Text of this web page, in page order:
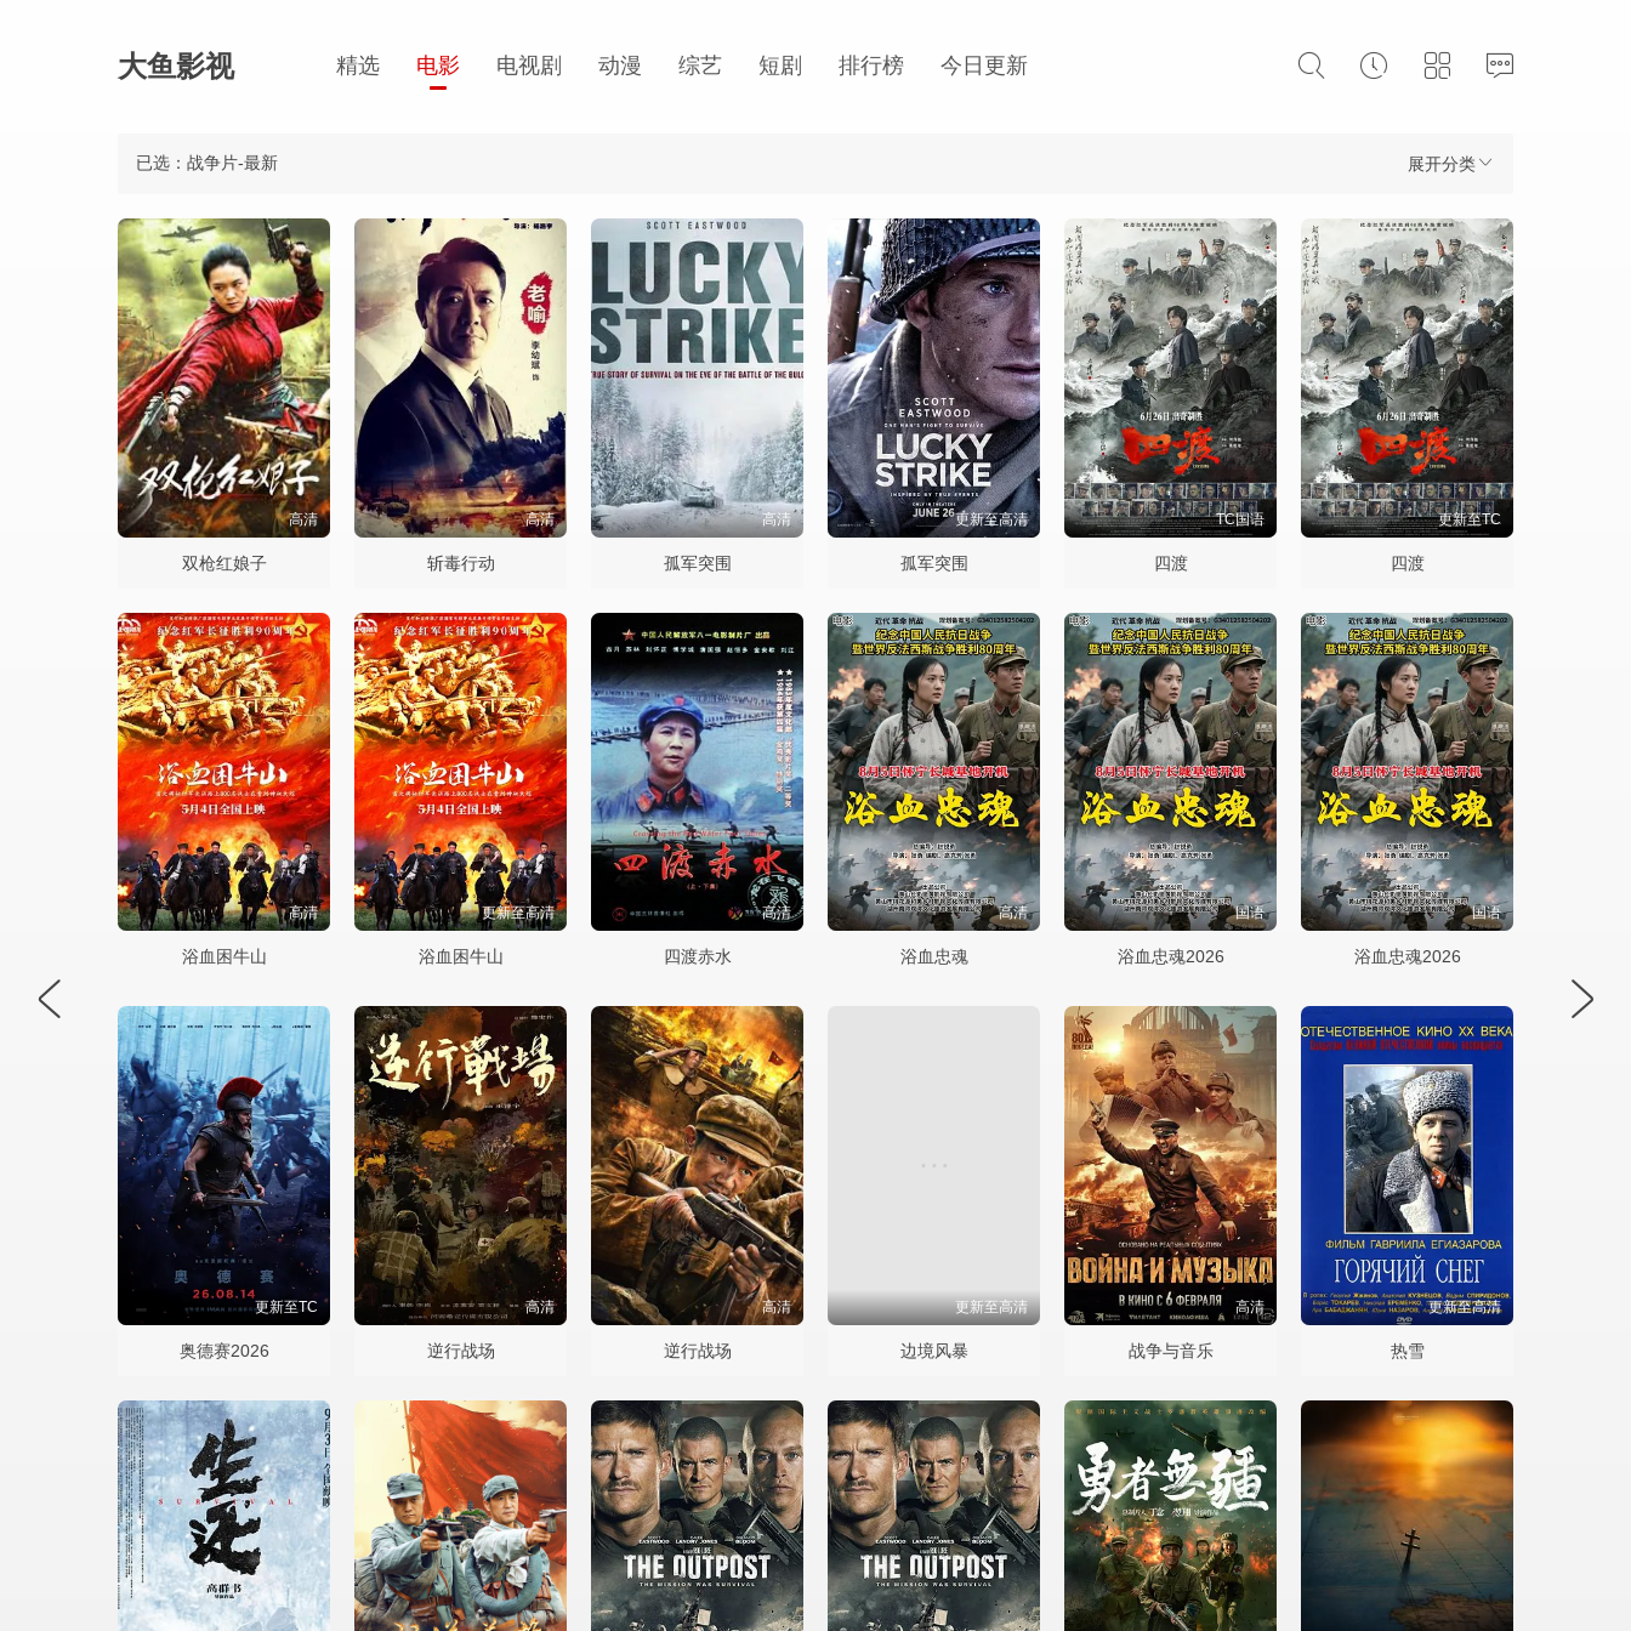
大鱼影视 精选 电影 电视剧 动漫 综艺 短剧 排行榜 今日更新
展开分类
已选：战争片-最新
高清
双枪红娘子
高清
斩毒行动
高清
孤军突围
更新至高清
孤军突围
TC国语
四渡
更新至TC
四渡
高清
浴血困牛山
更新至高清
浴血困牛山
高清
四渡赤水
高清
浴血忠魂
国语
浴血忠魂2026
国语
浴血忠魂2026
更新至TC
奥德赛2026
高清
逆行战场
高清
逆行战场
更新至高清
边境风暴
高清
战争与音乐
更新至高清
热雪